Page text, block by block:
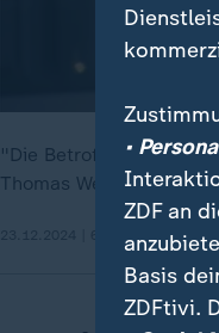
"Die Betroffenen
Thomas Weber vom
•
ZDF an
Basis
ZDFtivi.